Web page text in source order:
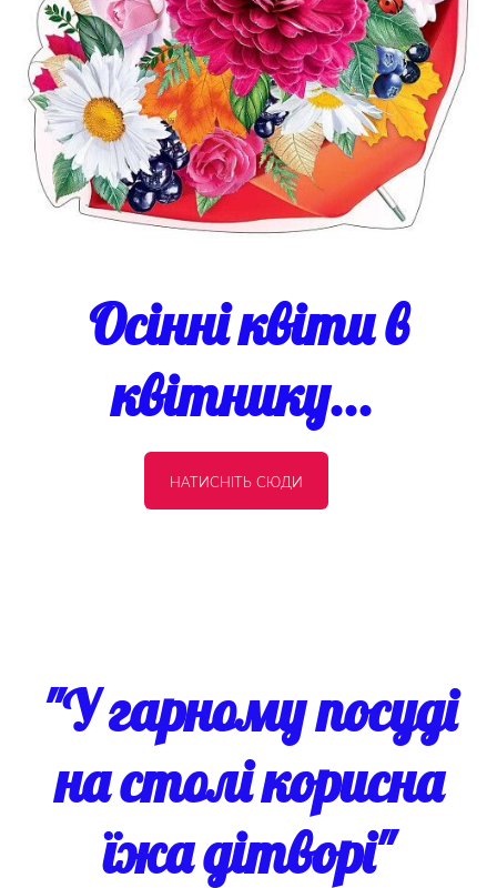
Осінні квіти в
квітнику...
НАТИСНІТЬ СЮДИ
"У гарному посуді
на столі корисна
їжа дітворі"